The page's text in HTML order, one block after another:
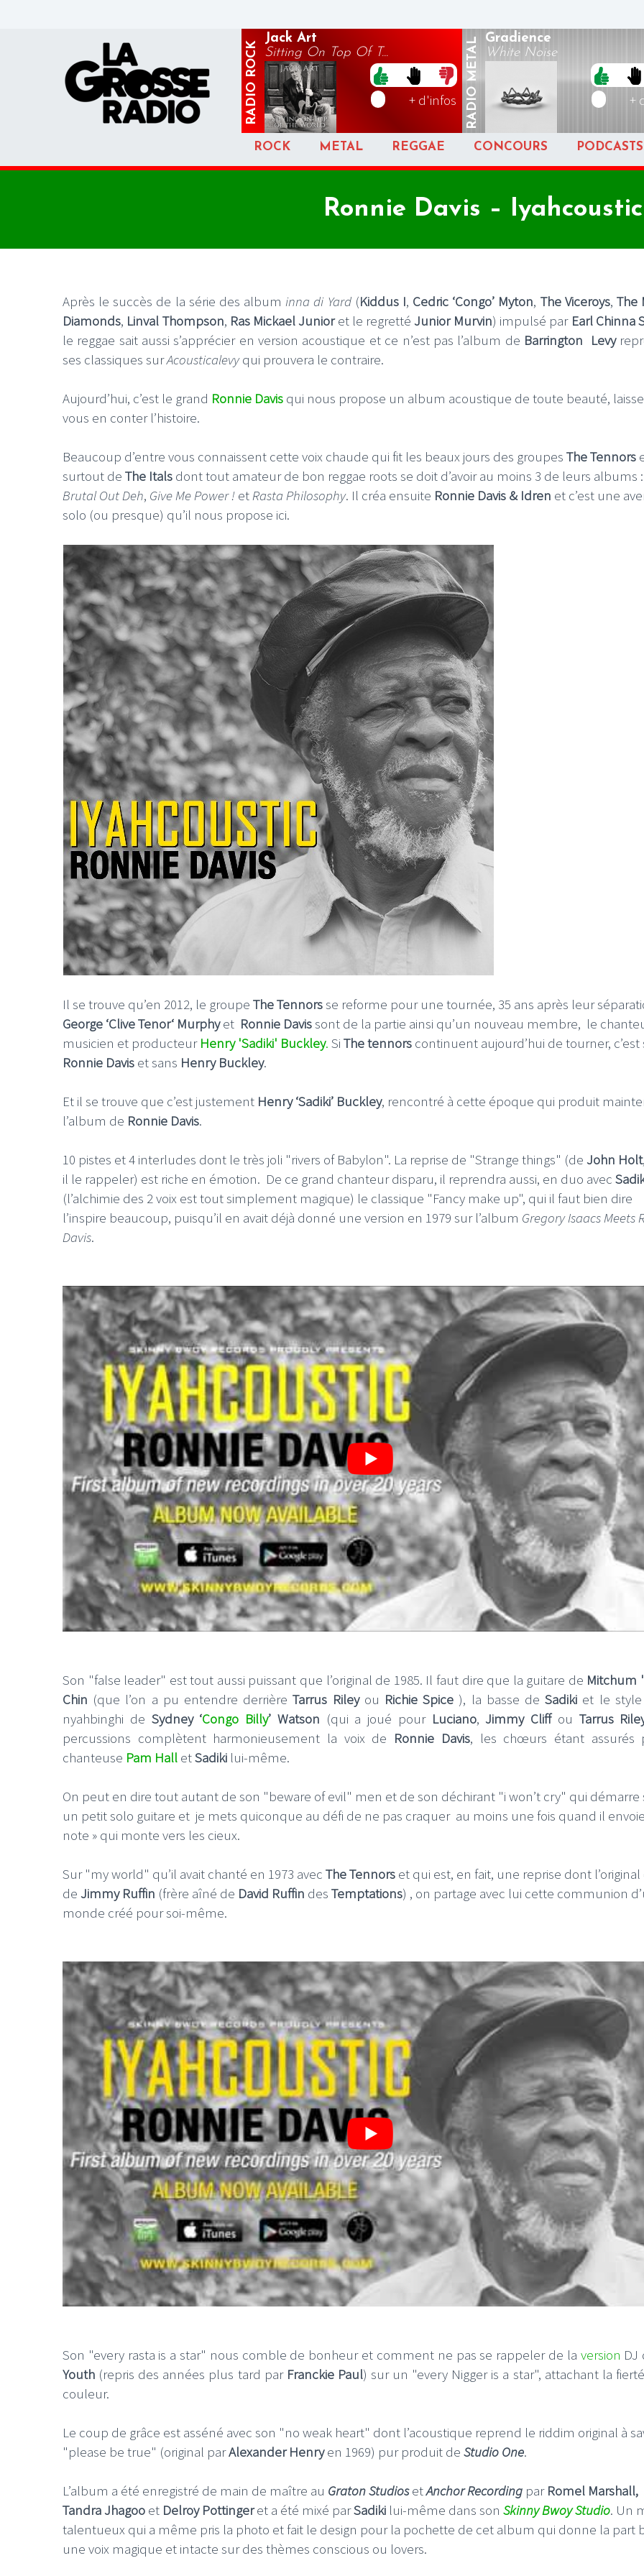
RADIO
ROCK
Jack Art
Sitting On Top Of T...
+ d'infos RADIO
METAL Gradience
White Noise
+
ROCK METAL REGGAE CONCOURS PODCASTS
Ronnie Davis – Iyahcoustic
Après le succès de la série des albuminna di Yard(Kiddus I, Cedric ‘Congo’ Myton, The Viceroys, The
Diamonds, Linval Thompson, Ras Mickael Junioret le regrettéJunior Murvin) impulsé par Earl Chinna
le reggae sait aussi s’apprécier en version acoustique et ce n’est pas l’album de Barrington Levy
ses classiques surAcousticalevyqui prouvera le contraire.
Aujourd’hui, c’est le grand Ronnie Davis qui nous propose un album acoustique de toute beauté,
vous en conter l’histoire.
Beaucoup d’entre vous connaissent cette voix chaude qui fit les beaux jours des groupes The Tennors
surtout de The Itals dont tout amateur de bon reggae roots se doit d’avoir au moins 3 de leurs albums :
Brutal Out Deh, Give Me Power ! etRasta Philosophy. Il créa ensuite Ronnie Davis & Idren et c’est une
solo (ou presque) qu’il nous propose ici.
Il se trouve qu’en 2012, le groupe The Tennorsse reforme pour une tournée, 35 ans après leur
George ‘Clive Tenor‘ Murphyet Ronnie Davissont de la partie ainsi qu’un nouveau membre, le
musicien et producteur Henry 'Sadiki' Buckley. Si The tennors continuent aujourd’hui de tourner, c’est
Ronnie Davis et sans Henry Buckley.
Et il se trouve que c’est justement Henry ‘Sadiki’ Buckley, rencontré à cette époque qui produit
l’album de Ronnie Davis.
10 pistes et 4 interludes dont le très joli "rivers of Babylon". La reprise de "Strange things" (de John Holt
il le rappeler) est riche en émotion. De ce grand chanteur disparu, il reprendra aussi, en duo avec
(l’alchimie des 2 voix est tout simplement magique) le classique "Fancy make up", qui il faut bien dire
l’inspire beaucoup, puisqu’il en avait déjà donné une version en 1979 sur l’album Gregory Isaacs Meets
Davis.
Son "false leader" est tout aussi puissant que l’original de 1985. Il faut dire que la guitare de Mitchum
Chin (que l’on a pu entendre derrièreTarrus Rileyou Richie Spice ), la basse deSadiki et le style
nyahbinghi de Sydney ‘Congo Billy’ Watson (qui a joué pour Luciano,Jimmy Cliff ou Tarrus
percussions complètent harmonieusement la voix de Ronnie Davis, les chœurs étant assurés
chanteuse Pam Hall etSadiki lui-même.
On peut en dire tout autant de son "beware of evil" men et de son déchirant "i won’t cry" qui démarre
un petit solo guitare et je mets quiconque au défi de ne pas craquer au moins une fois quand il
note » qui monte vers les cieux.
Sur "my world" qu’il avait chanté en 1973 avec The Tennors et qui est, en fait, une reprise dont l’original
de Jimmy Ruffin (frère aîné de David Ruffin des Temptations) , on partage avec lui cette communion
monde créé pour soi-même.
Son "every rasta is a star" nous comble de bonheur et comment ne pas se rappeler de la version DJ
Youth (repris des années plus tard par Franckie Paul) sur un "every Nigger is a star", attachant la
couleur.
Le coup de grâce est asséné avec son "no weak heart" dont l’acoustique reprend le riddim original à
"please be true" (original parAlexander Henryen 1969) pur produit de Studio One.
L’album a été enregistré de main de maître au Graton StudiosetAnchor Recording par Romel Marshall,
Tandra Jhagoo et Delroy Pottingeret a été mixé parSadiki lui-même dans son Skinny Bwoy Studio. Un
talentueux qui a même pris la photo et fait le design pour la pochette de cet album qui donne la part
une voix magique et intacte sur des thèmes conscious ou lovers.
LE GROS RIFFIFI
LE GROS RIFFIFI –
Christmas Riffifi 2025 !!!
LE GROS RIFFIFI – Surfin’
The Covers !!!
LE GROS RIFFIFI –
Littératurock !!!